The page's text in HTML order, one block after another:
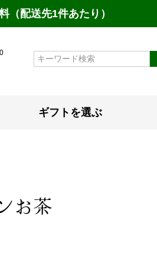
（配送先1件あたり）
ギフトを選ぶ
お茶